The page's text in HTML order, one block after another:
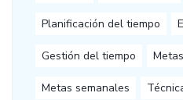
Planificación del tiempo
Gestión del tiempo
Metas semanales